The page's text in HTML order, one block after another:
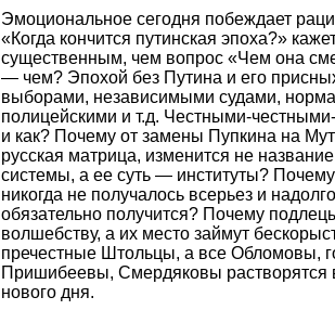
Эмоциональное сегодня побеждает
«Когда кончится путинская эпоха?»
существенным, чем вопрос «Чем она
— чем? Эпохой без Путина и его
выборами, независимыми судами,
полицейскими и т.д. Честными-
и как? Почему от замены Пупкина на
русская матрица, изменится не
системы, а ее суть — институты?
никогда не получалось всерьез и
обязательно получится? Почему
волшебству, а их место займут
пречестные Штольцы, а все Обломовы,
Пришибеевы, Смердяковы растворятся
нового дня.